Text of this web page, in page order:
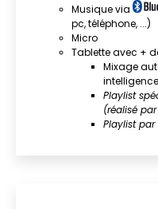
Musique via
pc, téléphone, ...)
Micro
Tablette avec +
Mixage
Playlist
(réalisé
Playlist